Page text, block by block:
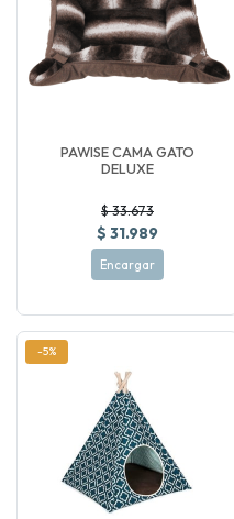
PAWISE CAMA GATO
DELUXE
$ 33.673
$ 31.989
Encargar
-5%